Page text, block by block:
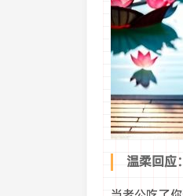
温柔回应